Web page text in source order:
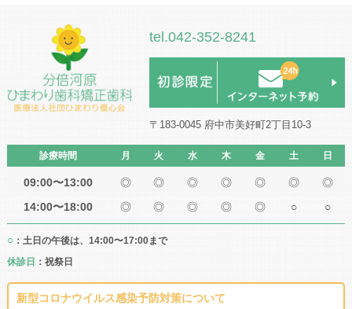
tel.042-352-8241
〒183-0045 府中市美好町2丁目10-3
診療時間 月 火 水 木 金 土 日
09:00〜13:00 ◎ ◎ ◎ ◎ ◎ ◎
◎
14:00〜18:00
◎ ◎ ◎ ◎ ◎ ○ ○
○：土日の午後は、14:00〜17:00まで
休診日 ：祝祭日
新型コロナウイルス感染予防対策について